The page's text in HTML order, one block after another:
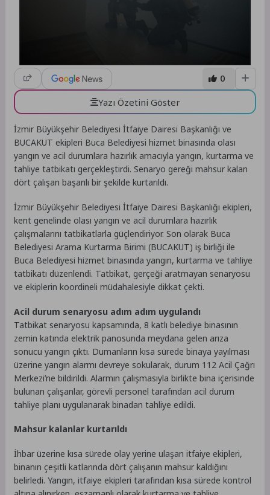
0
Yazı Özetini Göster
İzmir Büyükşehir Belediyesi İtfaiye Dairesi Başkanlığı ve
BUCAKUT ekipleri Buca Belediyesi hizmet binasında olası
yangın ve acil durumlara hazırlık amacıyla yangın, kurtarma ve
tahliye tatbikatı gerçekleştirdi. Senaryo gereği mahsur kalan
dört çalışan başarılı bir şekilde kurtarıldı.
İzmir Büyükşehir Belediyesi İtfaiye Dairesi Başkanlığı ekipleri,
kent genelinde olası yangın ve acil durumlara hazırlık
çalışmalarını tatbikatlarla güçlendiriyor. Son olarak Buca
Belediyesi Arama Kurtarma Birimi (BUCAKUT) iş birliği ile
Buca Belediyesi hizmet binasında yangın, kurtarma ve tahliye
tatbikatı düzenlendi. Tatbikat, gerçeği aratmayan senaryosu
ve ekiplerin koordineli müdahalesiyle dikkat çekti.
Acil durum senaryosu adım adım uygulandı
Tatbikat senaryosu kapsamında, 8 katlı belediye binasının
zemin katında elektrik panosunda meydana gelen arıza
sonucu yangın çıktı. Dumanların kısa sürede binaya yayılması
üzerine yangın alarmı devreye sokularak, durum 112 Acil Çağrı
Merkezi’ne bildirildi. Alarmın çalışmasıyla birlikte bina içerisinde
bulunan çalışanlar, görevli personel tarafından acil durum
tahliye planı uygulanarak binadan tahliye edildi.
Mahsur kalanlar kurtarıldı
İhbar üzerine kısa sürede olay yerine ulaşan itfaiye ekipleri,
binanın çeşitli katlarında dört çalışanın mahsur kaldığını
belirledi. Yangın, itfaiye ekipleri tarafından kısa sürede kontrol